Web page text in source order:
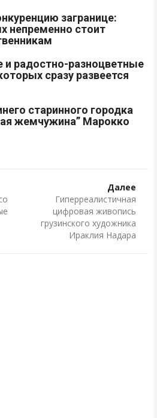
загранице:
непременно стоит
радостно-разноцветные
сразу развеется
старинного городка
жемчужина” Марокко
Далее
Гиперреалистичная
цифровая живопись
грузинского художника
Ираклия Надара